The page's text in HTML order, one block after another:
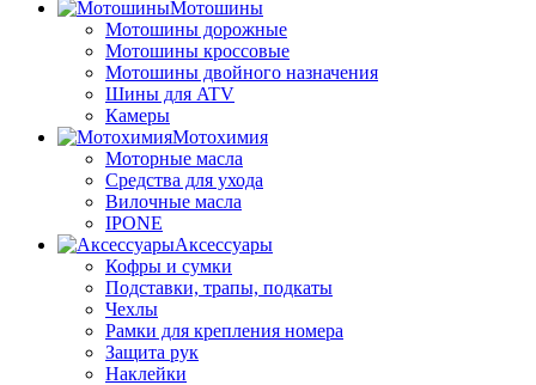
Мотошины
Мотошины дорожные
Мотошины кроссовые
Мотошины двойного назначения
Шины для ATV
Камеры
Мотохимия
Моторные масла
Средства для ухода
Вилочные масла
IPONE
Аксессуары
Кофры и сумки
Подставки, трапы, подкаты
Чехлы
Рамки для крепления номера
Защита рук
Наклейки